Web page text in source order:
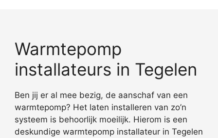
Warmtepomp
installateurs in Tegelen
Ben jij er al mee bezig, de aanschaf van een
warmtepomp? Het laten installeren van zo’n
systeem is behoorlijk moeilijk. Hierom is een
deskundige warmtepomp installateur in Tegelen